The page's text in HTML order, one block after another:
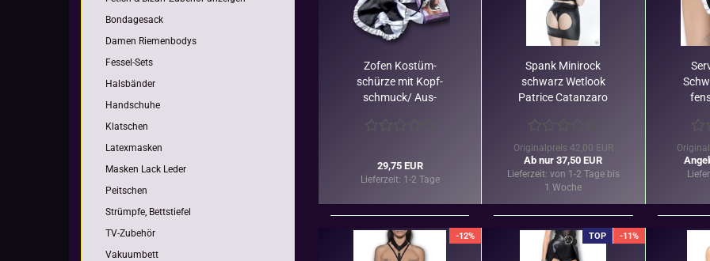
Zofen Kos­tüm­
schür­ze mit Kopf­
schmuck/ Aus­
29,75 EUR
Lieferzeit: 1-2 Tage
Spank Mi­ni­rock
schwarz Wet­look
Pa­tri­ce Ca­t­an­za­ro
Originalpreis 42,00 EUR
Ab nur 37,50 EUR
Lieferzeit: von 1-2 Tage bis
1 Woche
-12% TOP -11%
Bondagesack
Damen Riemenbodys
Fessel-Sets
Halsbänder
Handschuhe
Klatschen
Latexmasken
Masken Lack Leder
Peitschen
Strümpfe, Bettstiefel
TV-Zubehör
Vakuumbett